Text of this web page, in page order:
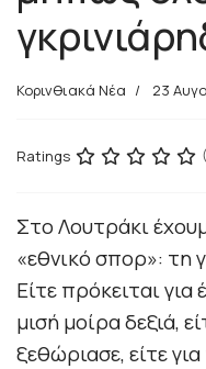
Κορινθιακά Νέα 23
Ratings
Στο Λουτράκι
«εθνικό σπορ»: τη
Είτε πρόκειται για
μισή μοίρα δεξιά,
ξεθώριασε, είτε